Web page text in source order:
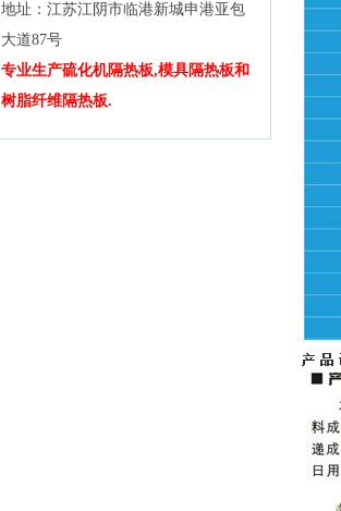
地址：江苏江阴市临港新城申港亚包
大道87号
专业生产硫化机隔热板,模具隔热板和
树脂纤维隔热板.